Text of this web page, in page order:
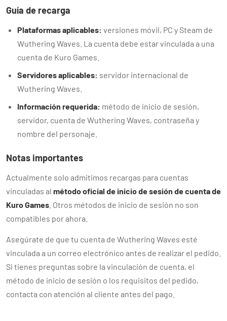
Guía de recarga
Plataformas aplicables: versiones móvil, PC y Steam de
Wuthering Waves. La cuenta debe estar vinculada a una
cuenta de Kuro Games.
Servidores aplicables: servidor internacional de
Wuthering Waves.
Información requerida: método de inicio de sesión,
servidor, cuenta de Wuthering Waves, contraseña y
nombre del personaje.
Notas importantes
Actualmente solo admitimos recargas para cuentas
vinculadas al método oficial de inicio de sesión de cuenta de
Kuro Games . Otros métodos de inicio de sesión no son
compatibles por ahora.
Asegúrate de que tu cuenta de Wuthering Waves esté
vinculada a un correo electrónico antes de realizar el pedido.
Si tienes preguntas sobre la vinculación de cuenta, el
método de inicio de sesión o los requisitos del pedido,
contacta con atención al cliente antes del pago.